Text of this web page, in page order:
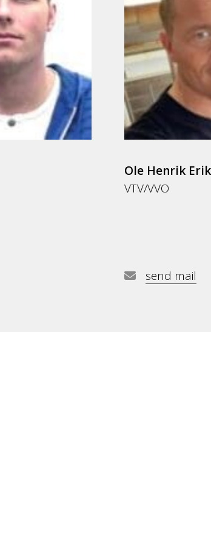
Ole Henrik
VTV/VVO
send mail